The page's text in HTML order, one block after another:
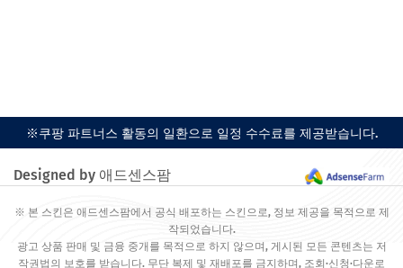
※쿠팡 파트너스 활동의 일환으로 일정 수수료를 제공받습니다.
Designed by 애드센스팜
※ 본 스킨은 애드센스팜에서 공식 배포하는 스킨으로, 정보 제공을 목적으로 제
작되었습니다.
광고 상품 판매 및 금융 중개를 목적으로 하지 않으며, 게시된 모든 콘텐츠는 저
작권법의 보호를 받습니다. 무단 복제 및 재배포를 금지하며, 조회·신청·다운로